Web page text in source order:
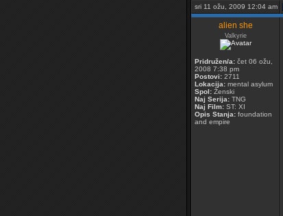
sri 11 ožu, 2009 12:04 am
alien she
Valkyrie
Pridružen/a: čet 06 ožu,
2008 7:38 pm
Postovi: 2711
Lokacija: mental asylum
Spol: Ženski
Naj Serija: TNG
Naj Film: ST: XI
Opis Stanja: foundation
and empire